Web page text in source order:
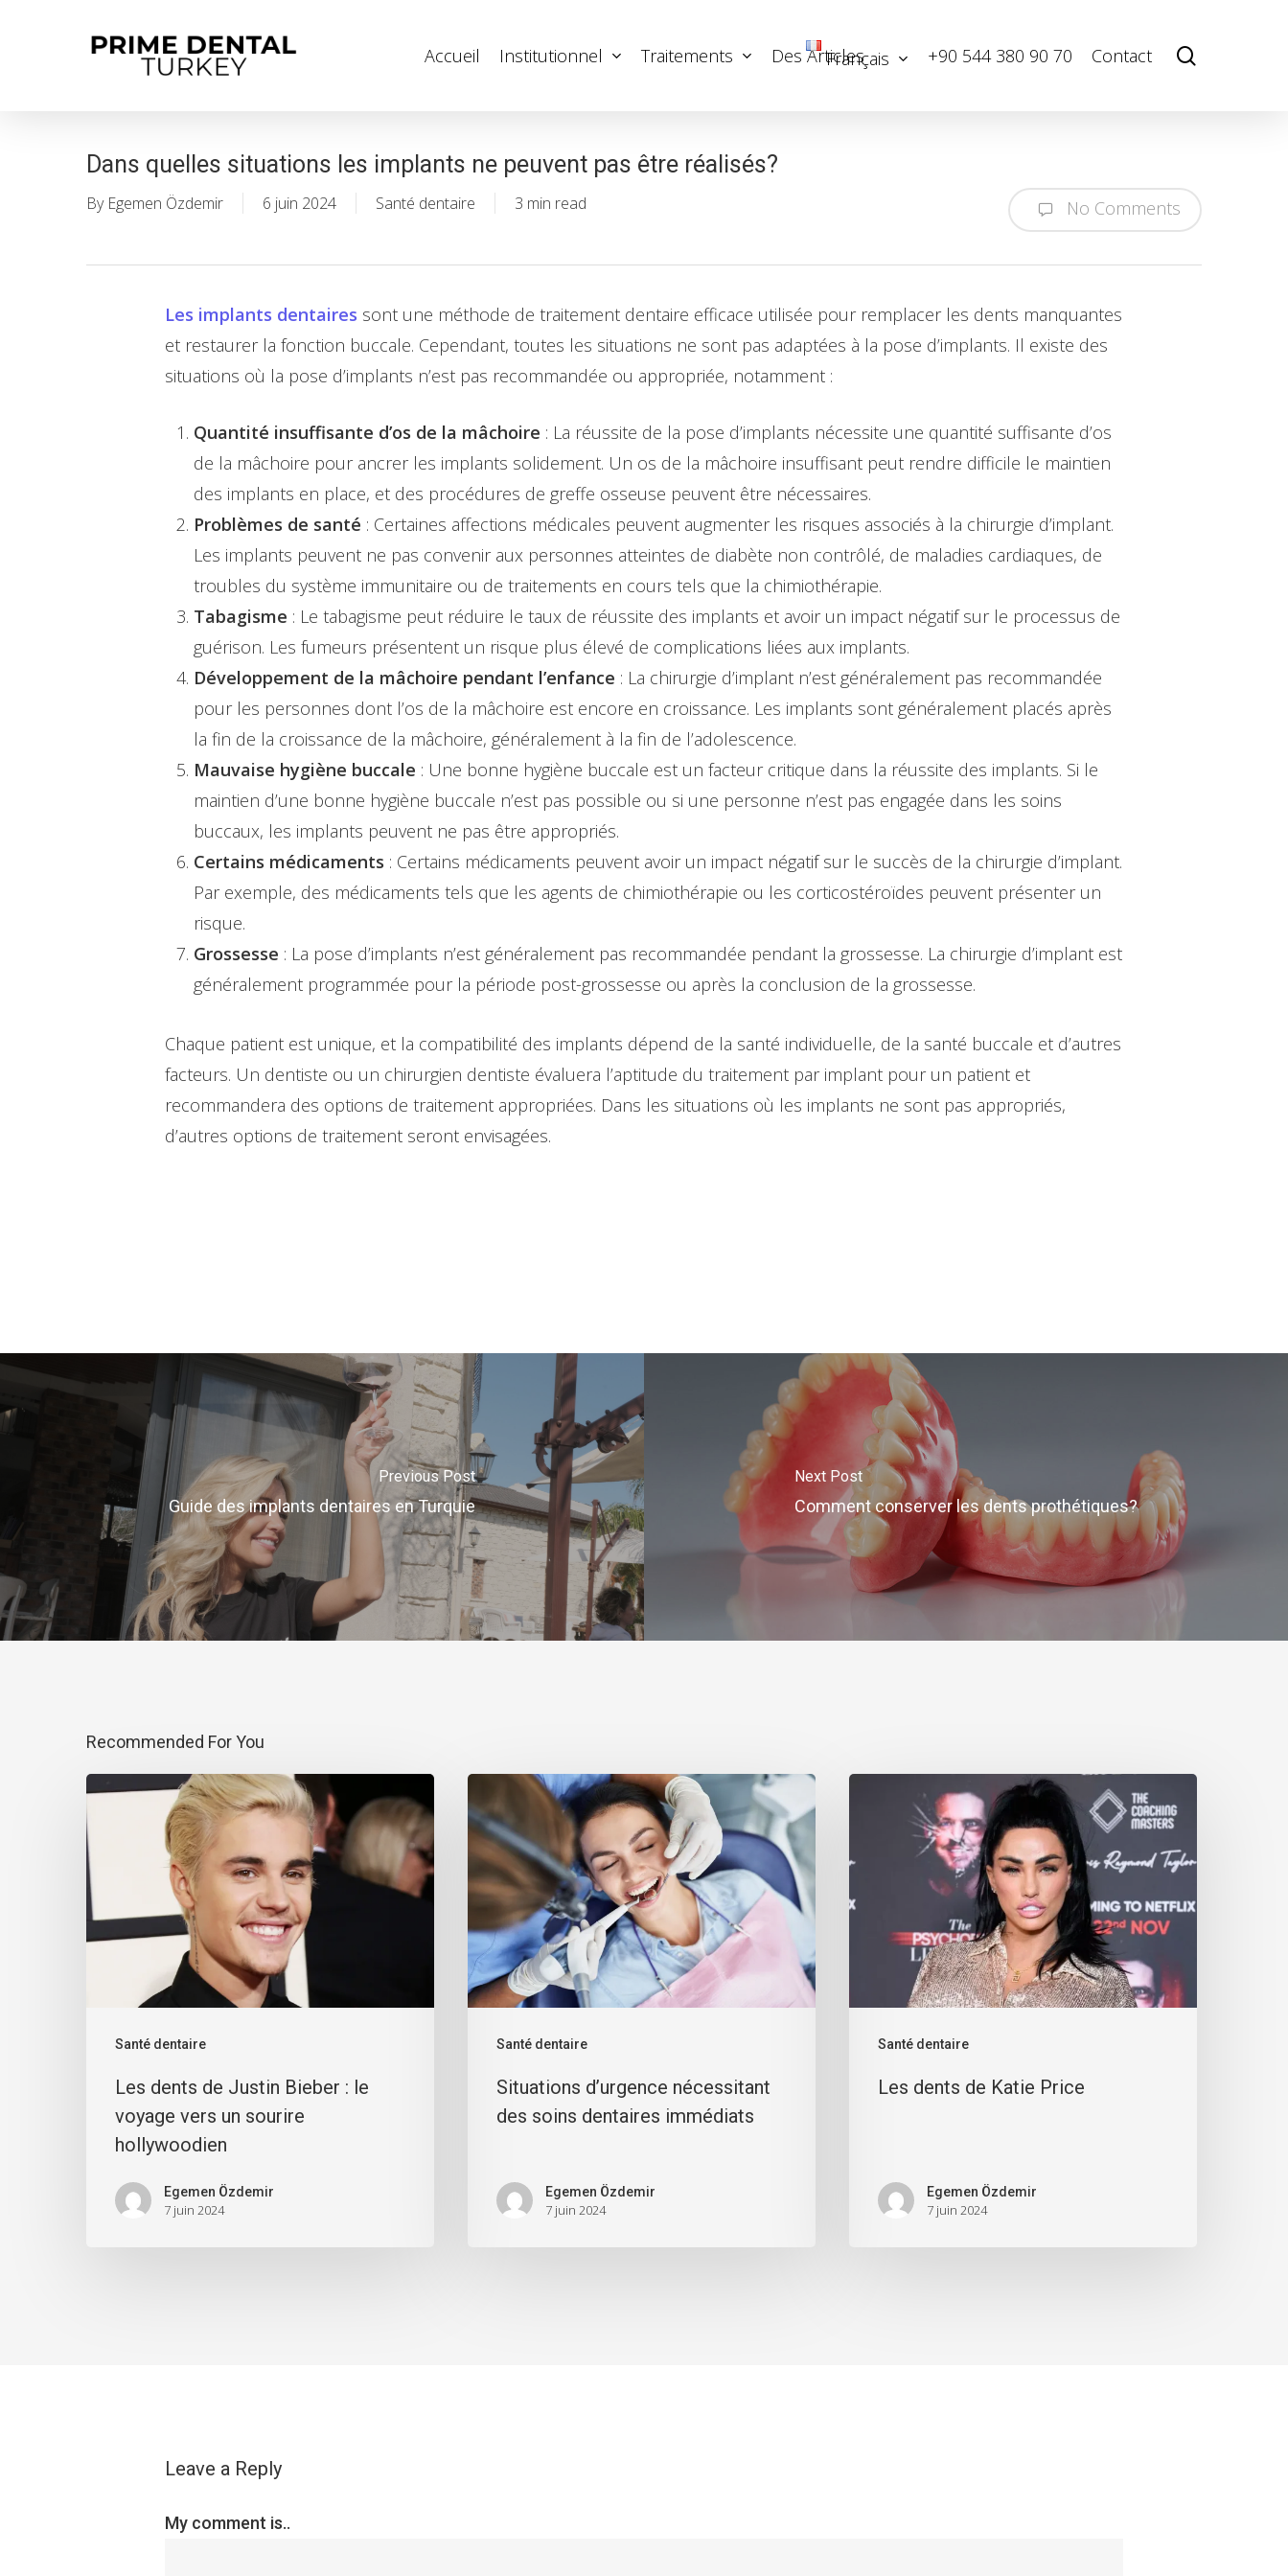
Hit enter to search or ESC to close
Accueil Institutionnel Traitements Des Articles
Français +90 544 380 90 70 Contact
Dans quelles situations les implants ne peuvent pas être réalisés?
By Egemen Özdemir 6 juin 2024 Santé dentaire 3 min read No Comments
Les implants dentaires sont une méthode de traitement dentaire efficace utilisée pour remplacer les dents manquantes
et restaurer la fonction buccale. Cependant, toutes les situations ne sont pas adaptées à la pose d’implants. Il existe des
situations où la pose d’implants n’est pas recommandée ou appropriée, notamment :
Quantité insuffisante d’os de la mâchoire : La réussite de la pose d’implants nécessite une quantité suffisante d’os
de la mâchoire pour ancrer les implants solidement. Un os de la mâchoire insuffisant peut rendre difficile le maintien
des implants en place, et des procédures de greffe osseuse peuvent être nécessaires.
Problèmes de santé : Certaines affections médicales peuvent augmenter les risques associés à la chirurgie d’implant.
Les implants peuvent ne pas convenir aux personnes atteintes de diabète non contrôlé, de maladies cardiaques, de
troubles du système immunitaire ou de traitements en cours tels que la chimiothérapie.
Tabagisme : Le tabagisme peut réduire le taux de réussite des implants et avoir un impact négatif sur le processus de
guérison. Les fumeurs présentent un risque plus élevé de complications liées aux implants.
Développement de la mâchoire pendant l’enfance : La chirurgie d’implant n’est généralement pas recommandée
pour les personnes dont l’os de la mâchoire est encore en croissance. Les implants sont généralement placés après
la fin de la croissance de la mâchoire, généralement à la fin de l’adolescence.
Mauvaise hygiène buccale : Une bonne hygiène buccale est un facteur critique dans la réussite des implants. Si le
maintien d’une bonne hygiène buccale n’est pas possible ou si une personne n’est pas engagée dans les soins
buccaux, les implants peuvent ne pas être appropriés.
Certains médicaments : Certains médicaments peuvent avoir un impact négatif sur le succès de la chirurgie d’implant.
Par exemple, des médicaments tels que les agents de chimiothérapie ou les corticostéroïdes peuvent présenter un
risque.
Grossesse : La pose d’implants n’est généralement pas recommandée pendant la grossesse. La chirurgie d’implant est
généralement programmée pour la période post-grossesse ou après la conclusion de la grossesse.
Chaque patient est unique, et la compatibilité des implants dépend de la santé individuelle, de la santé buccale et d’autres
facteurs. Un dentiste ou un chirurgien dentiste évaluera l’aptitude du traitement par implant pour un patient et
recommandera des options de traitement appropriées. Dans les situations où les implants ne sont pas appropriés,
d’autres options de traitement seront envisagées.
Previous Post
Guide des implants dentaires en Turquie
Next Post
Comment conserver les dents prothétiques?
Recommended For You
Santé dentaire
Les dents de Justin Bieber : le
voyage vers un sourire
hollywoodien
Egemen Özdemir
7 juin 2024
Santé dentaire
Situations d’urgence nécessitant
des soins dentaires immédiats
Egemen Özdemir
7 juin 2024
Santé dentaire
Les dents de Katie Price
Egemen Özdemir
7 juin 2024
Leave a Reply
My comment is..